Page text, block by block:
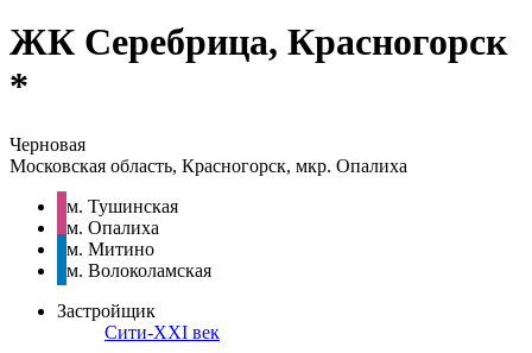
ЖК Серебрица, Красногорск
*
Черновая
Московская область, Красногорск, мкр. Опалиха
м. Тушинская
м. Опалиха
м. Митино
м. Волоколамская
Застройщик
Сити-XXI век